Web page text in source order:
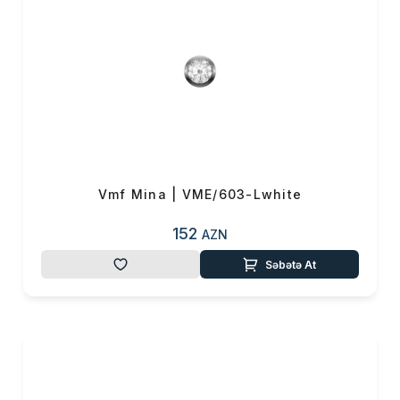
Vmf Mina | VME/603-Lwhite
152 AZN
Səbətə At